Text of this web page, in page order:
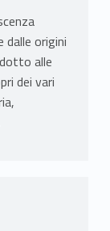
dalle origini
alle
dei vari